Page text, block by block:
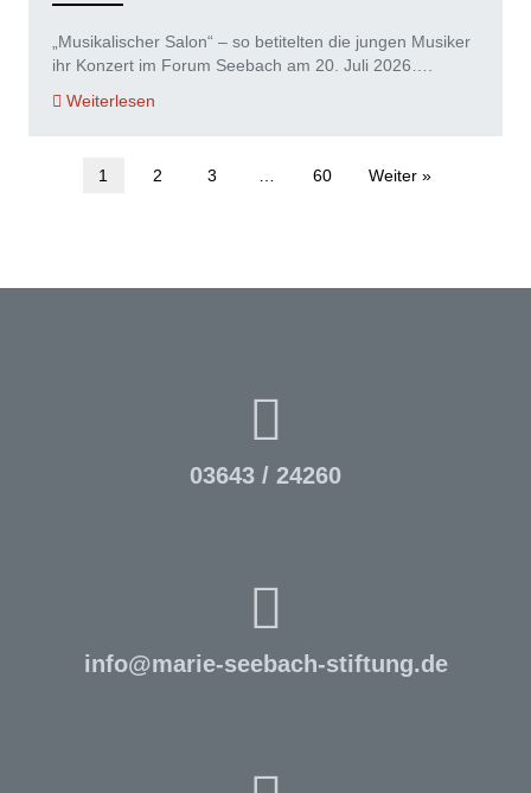
„Musikalischer Salon“ – so betitelten die jungen Musiker
ihr Konzert im Forum Seebach am 20. Juli 2026….
Weiterlesen
1 2 3 60 Weiter »
03643 / 24260
info@marie-seebach-stiftung.de